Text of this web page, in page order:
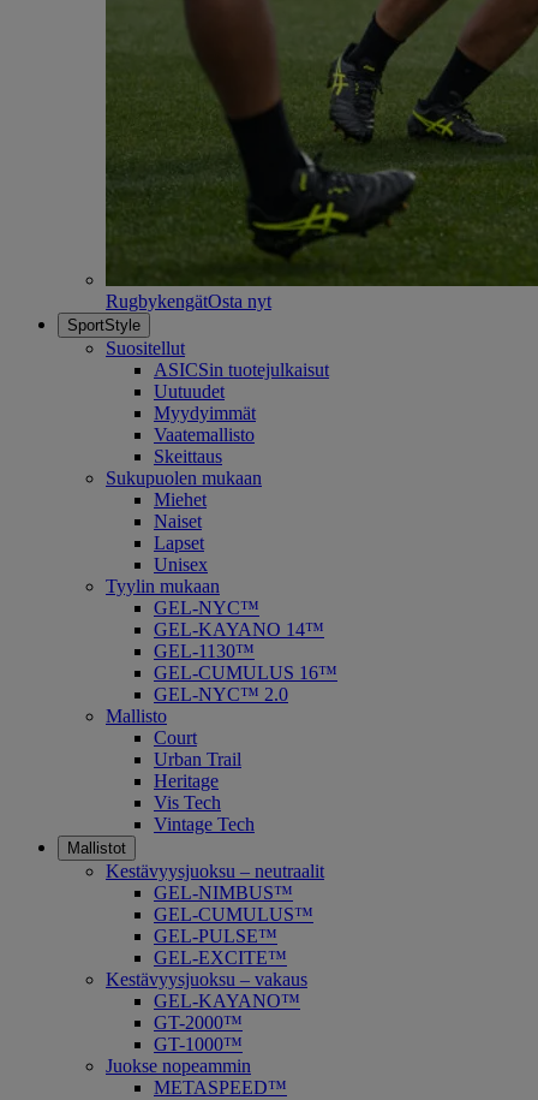
RugbykengätOsta nyt
SportStyle
Suositellut
ASICSin tuotejulkaisut
Uutuudet
Myydyimmät
Vaatemallisto
Skeittaus
Sukupuolen mukaan
Miehet
Naiset
Lapset
Unisex
Tyylin mukaan
GEL-NYC™
GEL-KAYANO 14™
GEL-1130™
GEL-CUMULUS 16™
GEL-NYC™ 2.0
Mallisto
Court
Urban Trail
Heritage
Vis Tech
Vintage Tech
Mallistot
Kestävyysjuoksu – neutraalit
GEL-NIMBUS™
GEL-CUMULUS™
GEL-PULSE™
GEL-EXCITE™
Kestävyysjuoksu – vakaus
GEL-KAYANO™
GT-2000™
GT-1000™
Juokse nopeammin
METASPEED™